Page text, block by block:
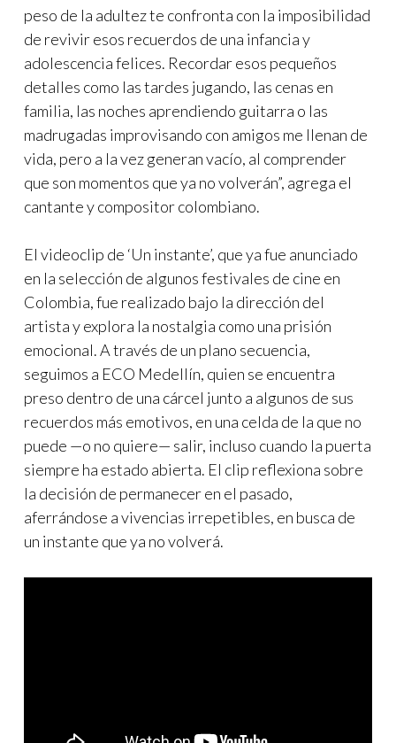
peso de la adultez te confronta con la imposibilidad
de revivir esos recuerdos de una infancia y
adolescencia felices. Recordar esos pequeños
detalles como las tardes jugando, las cenas en
familia, las noches aprendiendo guitarra o las
madrugadas improvisando con amigos me llenan de
vida, pero a la vez generan vacío, al comprender
que son momentos que ya no volverán”, agrega el
cantante y compositor colombiano.
El videoclip de ‘Un instante’, que ya fue anunciado
en la selección de algunos festivales de cine en
Colombia, fue realizado bajo la dirección del
artista y explora la nostalgia como una prisión
emocional. A través de un plano secuencia,
seguimos a ECO Medellín, quien se encuentra
preso dentro de una cárcel junto a algunos de sus
recuerdos más emotivos, en una celda de la que no
puede —o no quiere— salir, incluso cuando la puerta
siempre ha estado abierta. El clip reflexiona sobre
la decisión de permanecer en el pasado,
aferrándose a vivencias irrepetibles, en busca de
un instante que ya no volverá.